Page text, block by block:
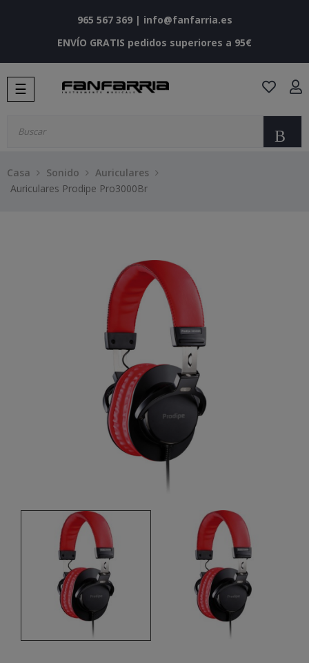
965 567 369| info@fanfarria.es
ENVÍO GRATIS pedidos superiores a 95€
Navegación
de
☰
Casa Sonido
Auriculares
Auriculares Prodipe Pro3000Br